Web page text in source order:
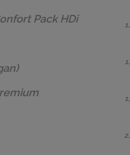
Pack HDi